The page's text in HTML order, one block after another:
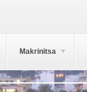
Makrinitsa